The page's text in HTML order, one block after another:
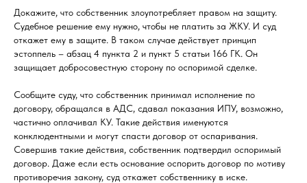
Докажите, что собственник злоупотребляет правом на защиту.
Судебное решение ему нужно, чтобы не платить за ЖКУ. И суд
откажет ему в защите. В таком случае действует принцип
эстоппель – абзац 4 пункта 2 и пункт 5 статьи 166 ГК. Он
защищает добросовестную сторону по оспоримой сделке.
Сообщите суду, что собственник принимал исполнение по
договору, обращался в АДС, сдавал показания ИПУ, возможно,
частично оплачивал КУ. Такие действия именуются
конклюдентными и могут спасти договор от оспаривания.
Совершив такие действия, собственник подтвердил оспоримый
договор. Даже если есть основание оспорить договор по мотиву
противоречия закону, суд откажет собственнику в иске.